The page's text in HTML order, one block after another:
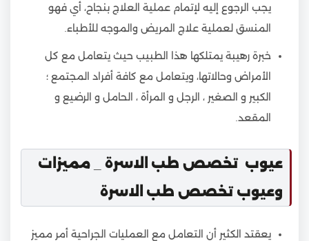
يجب الرجوع إليه لإتمام عملية العلاج بنجاح، أي فهو
المنسق لعملية علاج المريض والموجه للأطباء.
خبرة رهيبة يمتلكها هذا الطبيب حيث يتعامل مع كل
الأمراض وحالاتها، ويتعامل مع كافة أفراد المجتمع ؛
الكبير و الصغير ، الرجل و المرأة ، الحامل و الرضيع و
المقعد.
عيوب تخصص طب الاسرة _ مميزات
وعيوب تخصص طب الاسرة
يعقتد الكثير أن التعامل مع العمليات الجراحية أمر مميز